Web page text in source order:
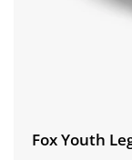
Fox Youth